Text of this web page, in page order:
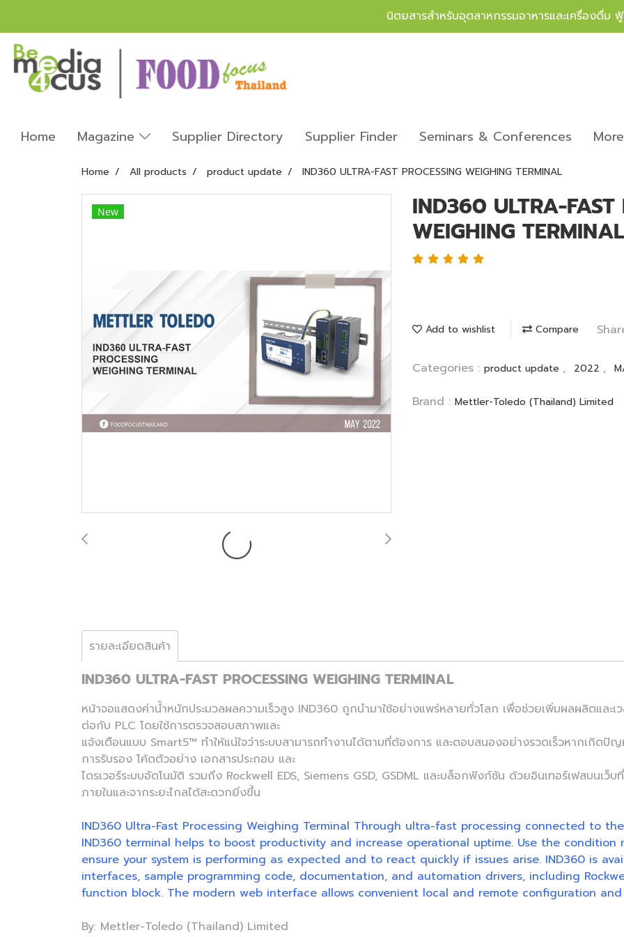
นิตยสารสำหรับอุตสาหกรรมอาหารและเครื่องดื่
Home Magazine Supplier Directory Supplier Finder Seminars & Conferences
Home All products product update IND360 ULTRA-FAST PROCESSING WEIGHING TERMINAL
New IND360 ULTRA-FAST
WEIGHING TERMINAL
Add to wishlist Compare
Categories : product update , 2022 ,
Brand : Mettler-Toledo (Thailand) Limited
รายละเอียดสินค้า
IND360 ULTRA-FAST PROCESSING WEIGHING TERMINAL
หน้าจอแสดงค่าน้ำหนักประมวลผลความเร็วสูง IND360 ถูกนำมาใช้อย่างแพร่หลายทั่วโลก เพื่อช่วยเพิ่มผลผลิตและเ
ต่อกับ PLC โดยใช้การตรวจสอบสภาพและ
แจ้งเตือนแบบ Smart5™ ทำให้แน่ใจว่าระบบสามารถทำงานได้ตามที่ต้องการ และตอบสนองอย่างรวดเร็วหากเกิด
การรับรอง โค้ดตัวอย่าง เอกสารประกอบ และ
ไดรเวอร์ระบบอัตโนมัติ รวมถึง Rockwell EDS, Siemens GSD, GSDML และบล็อกฟังก์ชัน ด้วยอินเทอร์เฟสบนเ
ภายในและจากระยะไกลได้สะดวกยิ่งขึ้น
IND360 Ultra-Fast Processing Weighing Terminal Through ultra-fast processing connected to
IND360 terminal helps to boost productivity and increase operational uptime. Use the
ensure your system is performing as expected and to react quickly if issues arise. IND360 is
interfaces, sample programming code, documentation, and automation drivers, including Rockwell
function block. The modern web interface allows convenient local and remote configuration and
By: Mettler-Toledo (Thailand) Limited